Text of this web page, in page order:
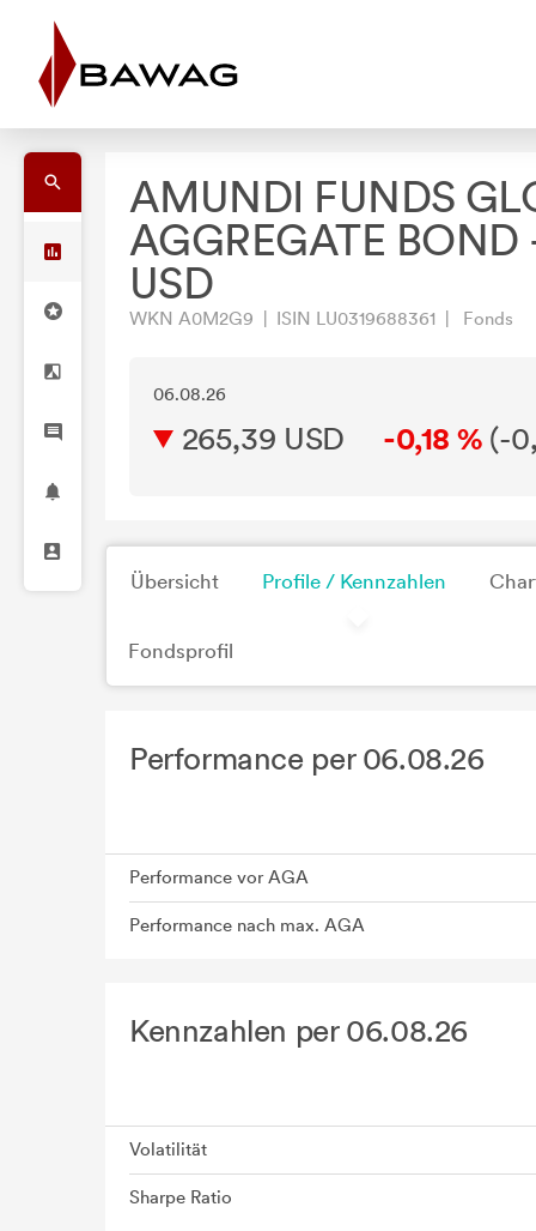
AMUNDI FUNDS
AGGREGATE BOND
USD
WKN A0M2G9 | ISIN LU0319688361 | Fonds
06.08.26
265,39 USD -0,18 % (-
Übersicht Profile / Kennzahlen
Fondsprofil
Performance per 06.08.26
Performance vor AGA
Performance nach max. AGA
Kennzahlen per 06.08.26
Volatilität
Sharpe Ratio